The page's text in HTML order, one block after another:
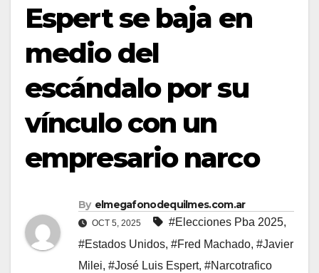
Espert se baja en
medio del
escándalo por su
vínculo con un
empresario narco
By elmegafonodequilmes.com.ar
OCT 5, 2025 #Elecciones Pba 2025,
#Estados Unidos, #Fred Machado, #Javier
Milei, #José Luis Espert, #Narcotrafico